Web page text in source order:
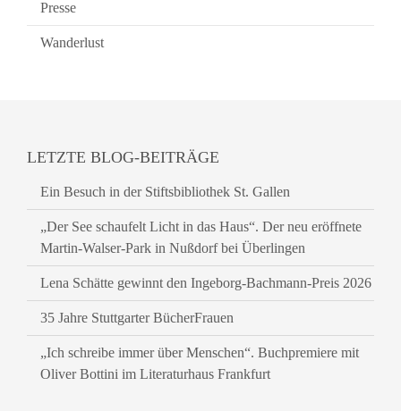
Presse
Wanderlust
LETZTE BLOG-BEITRÄGE
Ein Besuch in der Stiftsbibliothek St. Gallen
„Der See schaufelt Licht in das Haus“. Der neu eröffnete
Martin-Walser-Park in Nußdorf bei Überlingen
Lena Schätte gewinnt den Ingeborg-Bachmann-Preis 2026
35 Jahre Stuttgarter BücherFrauen
„Ich schreibe immer über Menschen“. Buchpremiere mit
Oliver Bottini im Literaturhaus Frankfurt